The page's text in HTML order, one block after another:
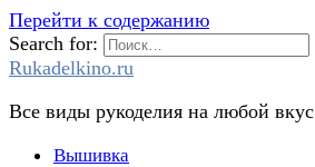
Перейти к содержанию
Search for:
Rukadelkino.ru
Все виды рукоделия на любой вкус
Вышивка